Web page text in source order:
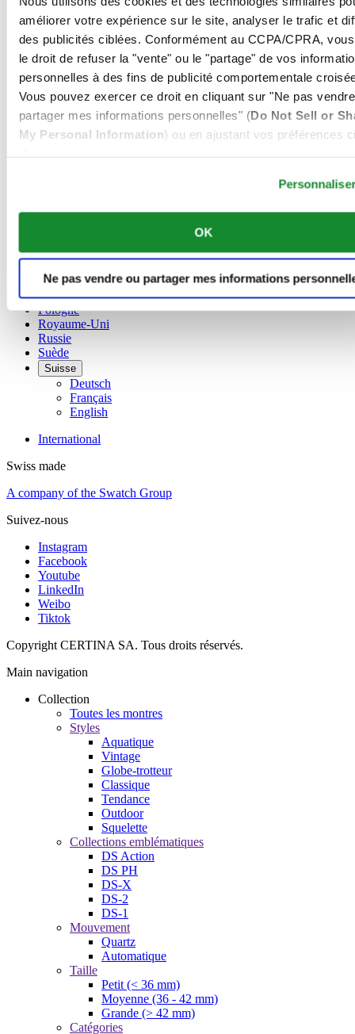
améliorer votre expérience sur le site, analyser le trafic et
des publicités ciblées. Conformément au CCPA/CPRA,
le droit de refuser la "vente" ou le "partage" de vos
personnelles à des fins de publicité comportementale
Vous pouvez exercer ce droit en cliquant sur "Ne pas
partager mes informations personnelles" (Do Not Sell or
My Personal Information) ou en ajustant vos préférences
OK
Ne pas vendre ou partager mes informations
Allemagne
Autriche
Belgique
Dutch
Français
Chine
English
简体中文
Danemark
Irlande
Français
Pays-Bas
Pologne
Royaume-Uni
Russie
Suède
Suisse
Deutsch
Français
English
International
Swiss made
A company of the Swatch Group
Suivez-nous
Instagram
Facebook
Youtube
LinkedIn
Weibo
Tiktok
Copyright CERTINA SA. Tous droits réservés.
Main navigation
Collection
Toutes les montres
Styles
Aquatique
Vintage
Globe-trotteur
Classique
Tendance
Outdoor
Squelette
Collections emblématiques
DS Action
DS PH
DS-X
DS-2
DS-1
Mouvement
Quartz
Automatique
Taille
Petit (< 36 mm)
Moyenne (36 - 42 mm)
Grande (> 42 mm)
Catégories